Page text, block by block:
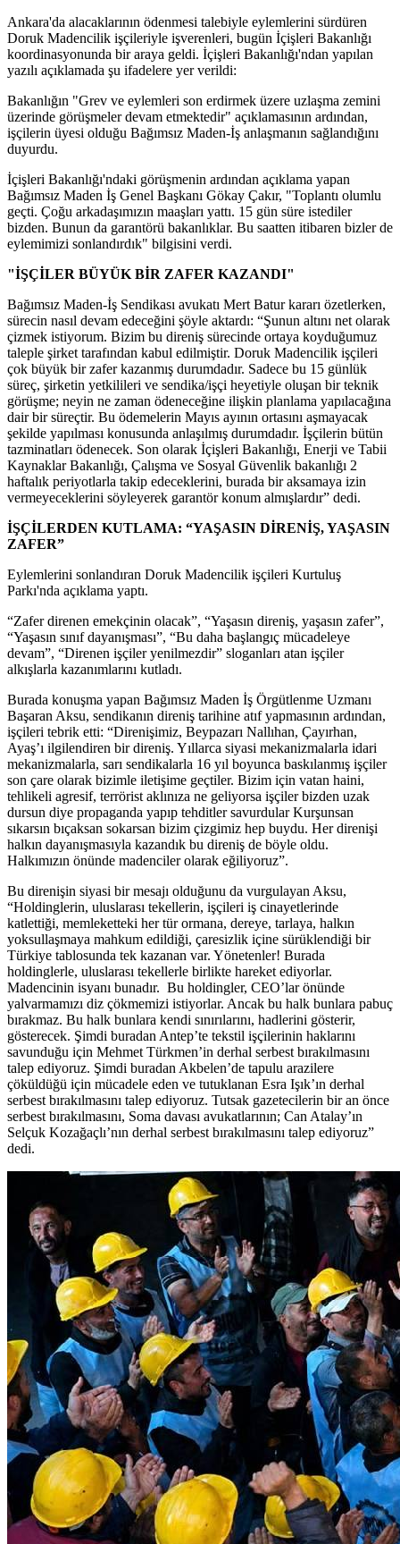
Ankara'da alacaklarının ödenmesi talebiyle eylemlerini sürdüren
Doruk Madencilik işçileriyle işverenleri, bugün İçişleri Bakanlığı
koordinasyonunda bir araya geldi. İçişleri Bakanlığı'ndan yapılan
yazılı açıklamada şu ifadelere yer verildi:
Bakanlığın "Grev ve eylemleri son erdirmek üzere uzlaşma zemini
üzerinde görüşmeler devam etmektedir" açıklamasının ardından,
işçilerin üyesi olduğu Bağımsız Maden-İş anlaşmanın sağlandığını
duyurdu.
İçişleri Bakanlığı'ndaki görüşmenin ardından açıklama yapan
Bağımsız Maden İş Genel Başkanı Gökay Çakır, "Toplantı olumlu
geçti. Çoğu arkadaşımızın maaşları yattı. 15 gün süre istediler
bizden. Bunun da garantörü bakanlıklar. Bu saatten itibaren bizler de
eylemimizi sonlandırdık" bilgisini verdi.
"İŞÇİLER BÜYÜK BİR ZAFER KAZANDI"
Bağımsız Maden-İş Sendikası avukatı Mert Batur kararı özetlerken,
sürecin nasıl devam edeceğini şöyle aktardı: “Şunun altını net olarak
çizmek istiyorum. Bizim bu direniş sürecinde ortaya koyduğumuz
taleple şirket tarafından kabul edilmiştir. Doruk Madencilik işçileri
çok büyük bir zafer kazanmış durumdadır. Sadece bu 15 günlük
süreç, şirketin yetkilileri ve sendika/işçi heyetiyle oluşan bir teknik
görüşme; neyin ne zaman ödeneceğine ilişkin planlama yapılacağına
dair bir süreçtir. Bu ödemelerin Mayıs ayının ortasını aşmayacak
şekilde yapılması konusunda anlaşılmış durumdadır. İşçilerin bütün
tazminatları ödenecek. Son olarak İçişleri Bakanlığı, Enerji ve Tabii
Kaynaklar Bakanlığı, Çalışma ve Sosyal Güvenlik bakanlığı 2
haftalık periyotlarla takip edeceklerini, burada bir aksamaya izin
vermeyeceklerini söyleyerek garantör konum almışlardır” dedi.
İŞÇİLERDEN KUTLAMA: “YAŞASIN DİRENİŞ, YAŞASIN
ZAFER”
Eylemlerini sonlandıran Doruk Madencilik işçileri Kurtuluş
Parkı'nda açıklama yaptı.
“Zafer direnen emekçinin olacak”, “Yaşasın direniş, yaşasın zafer”,
“Yaşasın sınıf dayanışması”, “Bu daha başlangıç mücadeleye
devam”, “Direnen işçiler yenilmezdir” sloganları atan işçiler
alkışlarla kazanımlarını kutladı.
Burada konuşma yapan Bağımsız Maden İş Örgütlenme Uzmanı
Başaran Aksu, sendikanın direniş tarihine atıf yapmasının ardından,
işçileri tebrik etti: “Direnişimiz, Beypazarı Nallıhan, Çayırhan,
Ayaş’ı ilgilendiren bir direniş. Yıllarca siyasi mekanizmalarla idari
mekanizmalarla, sarı sendikalarla 16 yıl boyunca baskılanmış işçiler
son çare olarak bizimle iletişime geçtiler. Bizim için vatan haini,
tehlikeli agresif, terrörist aklınıza ne geliyorsa işçiler bizden uzak
dursun diye propaganda yapıp tehditler savurdular Kurşunsan
sıkarsın bıçaksan sokarsan bizim çizgimiz hep buydu. Her direnişi
halkın dayanışmasıyla kazandık bu direniş de böyle oldu.
Halkımızın önünde madenciler olarak eğiliyoruz”.
Bu direnişin siyasi bir mesajı olduğunu da vurgulayan Aksu,
“Holdinglerin, uluslarası tekellerin, işçileri iş cinayetlerinde
katlettiği, memleketteki her tür ormana, dereye, tarlaya, halkın
yoksullaşmaya mahkum edildiği, çaresizlik içine sürüklendiği bir
Türkiye tablosunda tek kazanan var. Yönetenler! Burada
holdinglerle, uluslarası tekellerle birlikte hareket ediyorlar.
Madencinin isyanı bunadır. Bu holdingler, CEO’lar önünde
yalvarmamızı diz çökmemizi istiyorlar. Ancak bu halk bunlara pabuç
bırakmaz. Bu halk bunlara kendi sınırılarını, hadlerini gösterir,
gösterecek. Şimdi buradan Antep’te tekstil işçilerinin haklarını
savunduğu için Mehmet Türkmen’in derhal serbest bırakılmasını
talep ediyoruz. Şimdi buradan Akbelen’de tapulu arazilere
çöküldüğü için mücadele eden ve tutuklanan Esra Işık’ın derhal
serbest bırakılmasını talep ediyoruz. Tutsak gazetecilerin bir an önce
serbest bırakılmasını, Soma davası avukatlarının; Can Atalay’ın
Selçuk Kozağaçlı’nın derhal serbest bırakılmasını talep ediyoruz”
dedi.